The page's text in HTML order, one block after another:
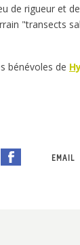
de rigueur et
"transects
bénévoles de
EMAIL